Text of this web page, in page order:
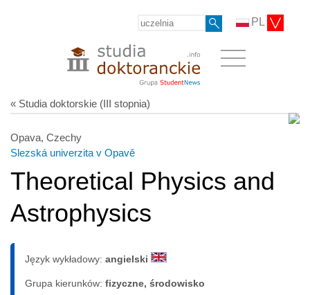
PL
« Studia doktorskie (III stopnia)
Opava, Czechy
Slezská univerzita v Opavě
Theoretical Physics and
Astrophysics
Język wykładowy: angielski
Grupa kierunków: fizyczne, środowisko